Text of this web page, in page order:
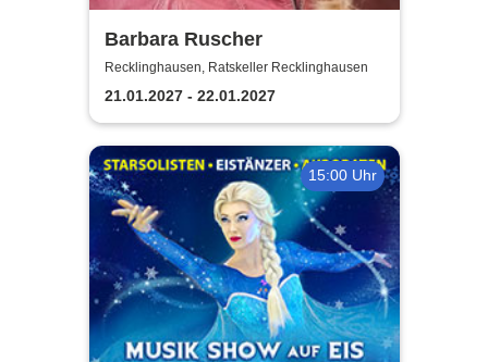
Barbara Ruscher
Recklinghausen, Ratskeller Recklinghausen
21.01.2027 - 22.01.2027
15:00 Uhr